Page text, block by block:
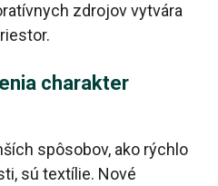
zdrojov vytvára
charakter
spôsobov, ako rýchlo
sú textílie. Nové